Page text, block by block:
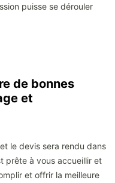
puisse se dérouler
de bonnes
et
le devis sera rendu dans
prête à vous accueillir et
et offrir la meilleure